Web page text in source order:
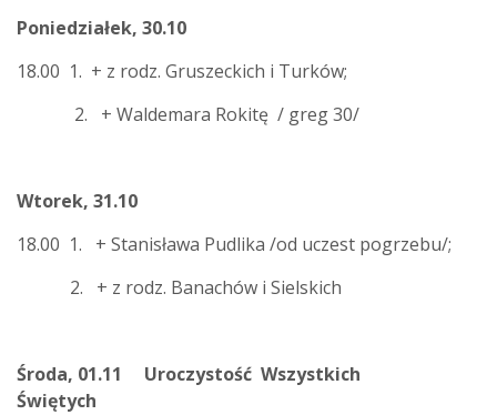
Poniedziałek, 30.10
18.00 1. + z rodz. Gruszeckich i Turków;
2. + Waldemara Rokitę / greg 30/
Wtorek, 31.10
18.00 1. + Stanisława Pudlika /od uczest pogrzebu/;
2. + z rodz. Banachów i Sielskich
Środa, 01.11 Uroczystość Wszystkich
Świętych